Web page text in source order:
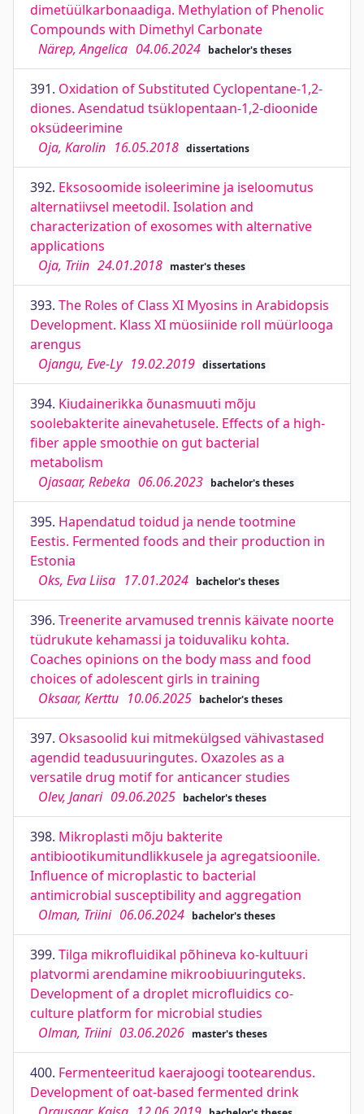
dimetüülkarbonaadiga. Methylation of Phenolic
Compounds with Dimethyl Carbonate
Närep, Angelica 04.06.2024 bachelor's theses
391. Oxidation of Substituted Cyclopentane-1,2-
diones. Asendatud tsüklopentaan-1,2-dioonide
oksüdeerimine
Oja, Karolin 16.05.2018 dissertations
392. Eksosoomide isoleerimine ja iseloomutus
alternatiivsel meetodil. Isolation and
characterization of exosomes with alternative
applications
Oja, Triin 24.01.2018 master's theses
393. The Roles of Class XI Myosins in Arabidopsis
Development. Klass XI müosiinide roll müürlooga
arengus
Ojangu, Eve-Ly 19.02.2019 dissertations
394. Kiudainerikka õunasmuuti mõju
soolebakterite ainevahetusele. Effects of a high-
fiber apple smoothie on gut bacterial
metabolism
Ojasaar, Rebeka 06.06.2023 bachelor's theses
395. Hapendatud toidud ja nende tootmine
Eestis. Fermented foods and their production in
Estonia
Oks, Eva Liisa 17.01.2024 bachelor's theses
396. Treenerite arvamused trennis käivate noorte
tüdrukute kehamassi ja toiduvaliku kohta.
Coaches opinions on the body mass and food
choices of adolescent girls in training
Oksaar, Kerttu 10.06.2025 bachelor's theses
397. Oksasoolid kui mitmekülgsed vähivastased
agendid teadusuuringutes. Oxazoles as a
versatile drug motif for anticancer studies
Olev, Janari 09.06.2025 bachelor's theses
398. Mikroplasti mõju bakterite
antibiootikumitundlikkusele ja agregatsioonile.
Influence of microplastic to bacterial
antimicrobial susceptibility and aggregation
Olman, Triini 06.06.2024 bachelor's theses
399. Tilga mikrofluidikal põhineva ko-kultuuri
platvormi arendamine mikroobiuuringuteks.
Development of a droplet microfluidics co-
culture platform for microbial studies
Olman, Triini 03.06.2026 master's theses
400. Fermenteeritud kaerajoogi tootearendus.
Development of oat-based fermented drink